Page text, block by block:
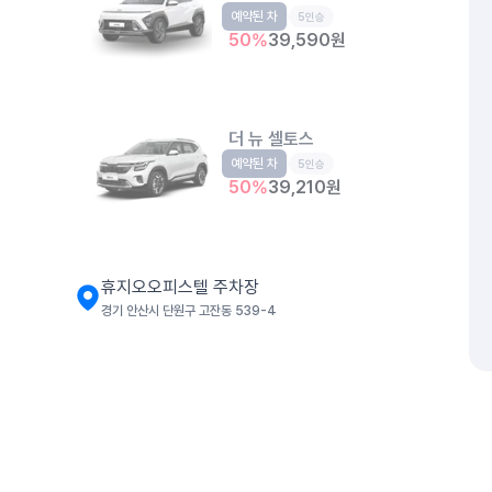
소형SUV 5인승
50%39,590원
예약된 차
더 뉴 셀토스
소형SUV 5인승
50%39,210원
예약된 차
휴지오오피스텔 주차장
경기 안산시 단원구 고잔동 539-4